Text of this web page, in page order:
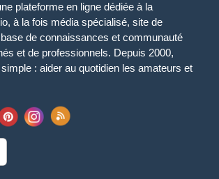
plateforme en ligne dédiée à la
à la fois média spécialisé, site de
de connaissances et communauté
et de professionnels. Depuis 2000,
: aider au quotidien les amateurs et